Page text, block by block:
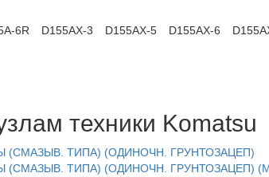
6R D155AX-3 D155AX-5 D155AX-6
техники Komatsu
(СМАЗЫВ. ТИПА) (ОДИНОЧН. ГРУНТОЗАЦЕП)
(СМАЗЫВ. ТИПА) (ОДИНОЧН.